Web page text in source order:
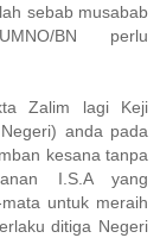
sebab musabab
BN perlu
Zalim lagi Keji
anda pada
kesana tanpa
I.S.A yang
untuk meraih
ditiga Negeri